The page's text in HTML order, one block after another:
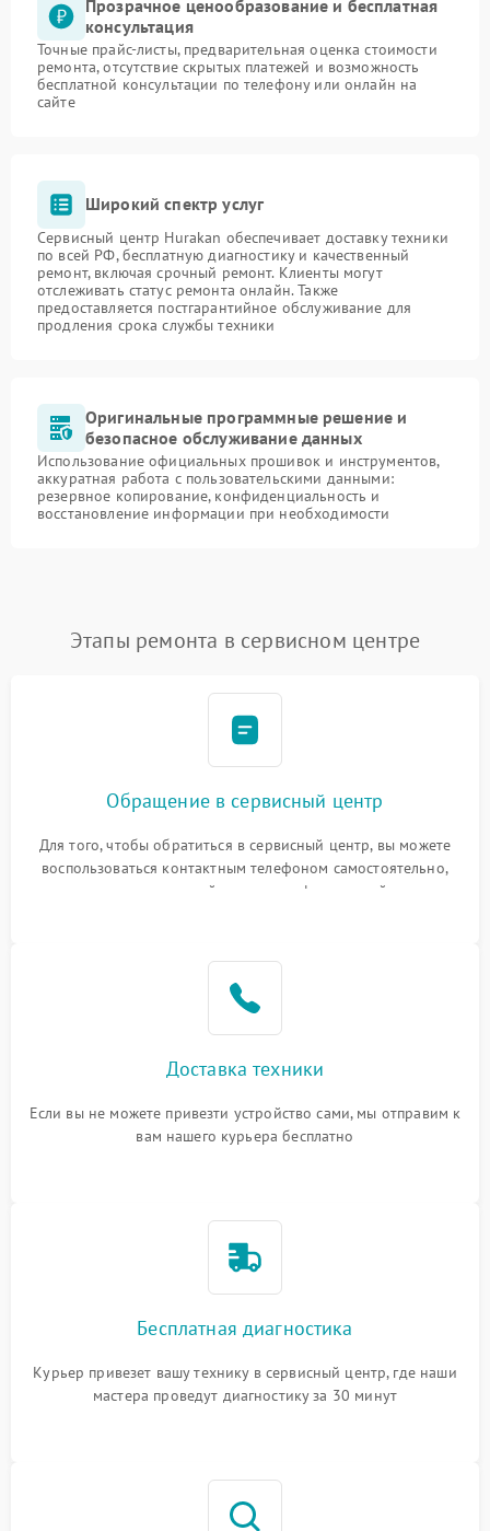
Прозрачное ценообразование и бесплатная
консультация
Точные прайс-листы, предварительная оценка стоимости
ремонта, отсутствие скрытых платежей и возможность
бесплатной консультации по телефону или онлайн на
сайте
Широкий спектр услуг
Сервисный центр Hurakan обеспечивает доставку техники
по всей РФ, бесплатную диагностику и качественный
ремонт, включая срочный ремонт. Клиенты могут
отслеживать статус ремонта онлайн. Также
предоставляется постгарантийное обслуживание для
продления срока службы техники
Оригинальные программные решение и
безопасное обслуживание данных
Использование официальных прошивок и инструментов,
аккуратная работа с пользовательскими данными:
резервное копирование, конфиденциальность и
восстановление информации при необходимости
Этапы ремонта в сервисном центре
Обращение в сервисный центр
Для того, чтобы обратиться в сервисный центр, вы можете
воспользоваться контактным телефоном самостоятельно,
или оставить свой номер телефона на сайте
Доставка техники
Если вы не можете привезти устройство сами, мы отправим к
вам нашего курьера бесплатно
Бесплатная диагностика
Курьер привезет вашу технику в сервисный центр, где наши
мастера проведут диагностику за 30 минут